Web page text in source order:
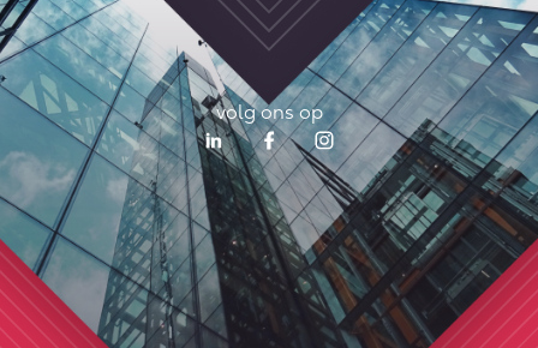
volg ons op